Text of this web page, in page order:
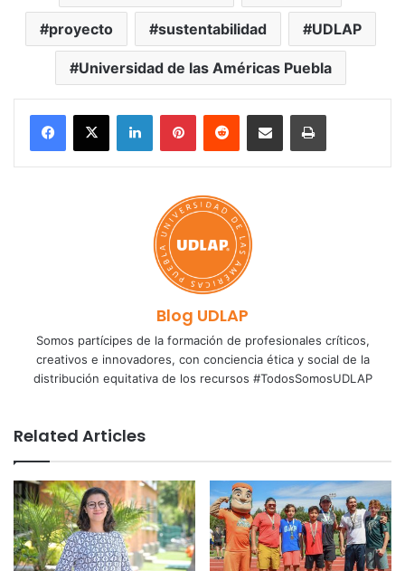
proyecto sustentabilidad UDLAP
Universidad de las Américas Puebla
LinkedInPinterestReddit Share via Email Print
Blog UDLAP
Somos partícipes de la formación de profesionales críticos,
creativos e innovadores, con conciencia ética y social de la
distribución equitativa de los recursos #TodosSomosUDLAP
Related Articles